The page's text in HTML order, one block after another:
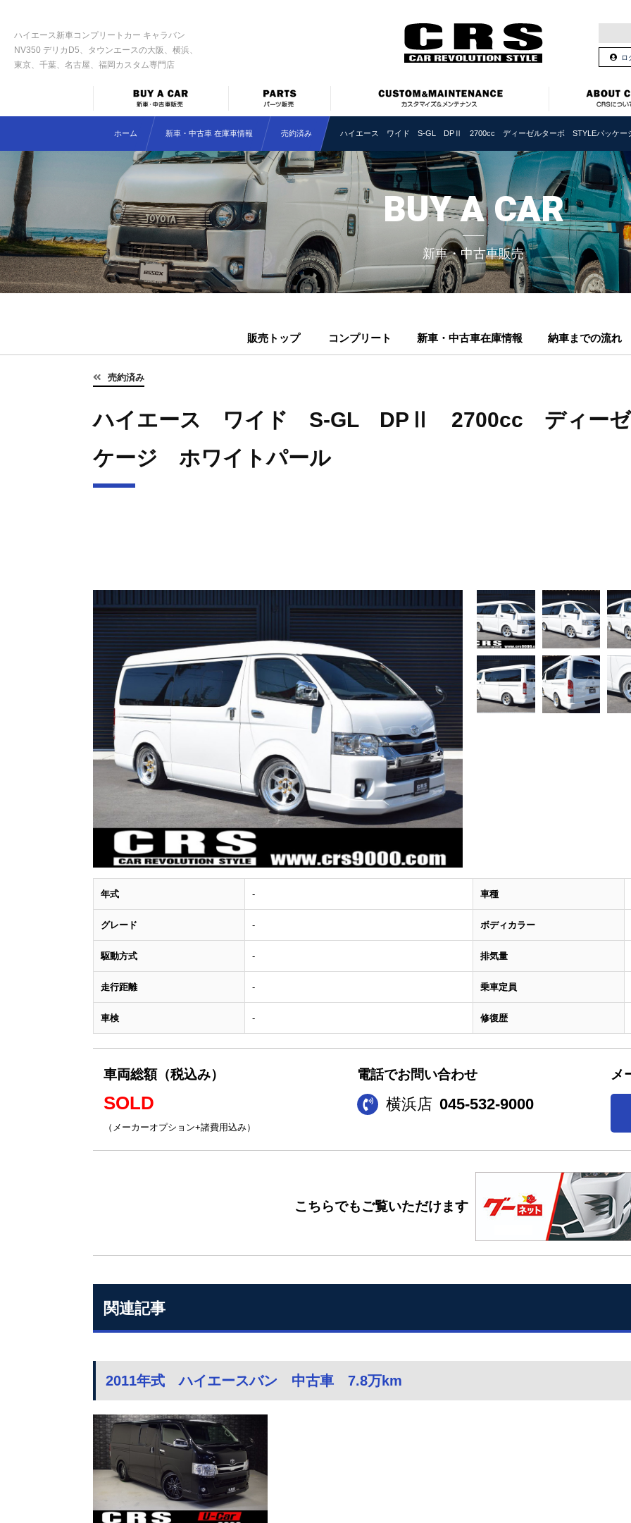
ハイエース新車コンプリートカー キャラバン
NV350 デリカD5、タウンエースの大阪、横浜、
東京、千葉、名古屋、福岡カスタム専門店
ロ
ホーム 新車・中古車 在庫車情報 売約済み ハイエース ワイド S-GL DPⅡ 2700cc ディーゼルターボ STYLEパッケー
BUY A CAR
新車・中古車販売
販売トップ コンプリート 新車・中古車在庫情報 納車までの流れ
売約済み
ハイエース ワイド S-GL DPⅡ 2700cc ディーゼ
ケージ ホワイトパール
年式 - 車種
グレード - ボディカラー
駆動方式 - 排気量
走行距離 - 乗車定員
車検 - 修復歴
車両総額（税込み）
SOLD
（メーカーオプション+諸費用込み）
電話でお問い合わせ
横浜店 045-532-9000
メ
こちらでもご覧いただけます
関連記事
2011年式 ハイエースバン 中古車 7.8万km